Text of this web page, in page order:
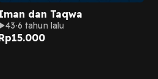
dan Taqwa
43 6 tahun lalu
15.000